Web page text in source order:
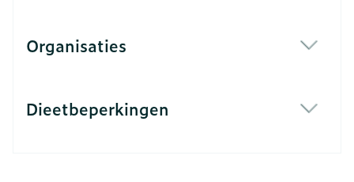
Organisaties
Dieetbeperkingen